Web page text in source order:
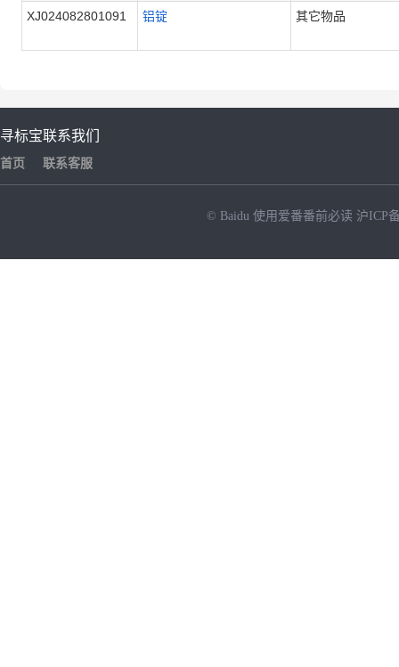
XJ024082801091 铝锭 其它物品
寻标宝
首页
联系我们
联系客服
© Baidu 使用爱番番前必读 沪ICP